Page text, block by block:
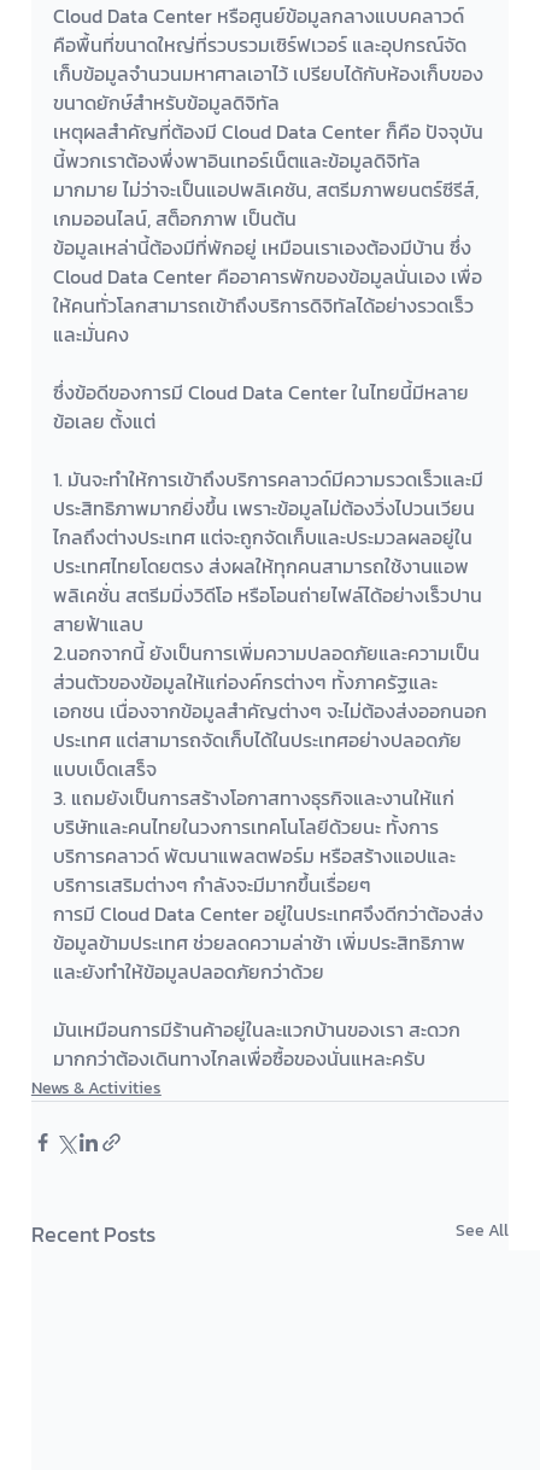
Cloud Data Center หรือศูนย์ข้อมูลกลางแบบคลาวด์
คือพื้นที่ขนาดใหญ่ที่รวบรวมเซิร์ฟเวอร์ และอุปกรณ์จัด
เก็บข้อมูลจำนวนมหาศาลเอาไว้ เปรียบได้กับห้องเก็บของ
ขนาดยักษ์สำหรับข้อมูลดิจิทัล
เหตุผลสำคัญที่ต้องมี Cloud Data Center ก็คือ ปัจจุบัน
นี้พวกเราต้องพึ่งพาอินเทอร์เน็ตและข้อมูลดิจิทัล
มากมาย ไม่ว่าจะเป็นแอปพลิเคชัน, สตรีมภาพยนตร์ซีรีส์,
เกมออนไลน์, สต็อกภาพ เป็นต้น
ข้อมูลเหล่านี้ต้องมีที่พักอยู่ เหมือนเราเองต้องมีบ้าน ซึ่ง
Cloud Data Center คืออาคารพักของข้อมูลนั่นเอง เพื่อ
ให้คนทั่วโลกสามารถเข้าถึงบริการดิจิทัลได้อย่างรวดเร็ว
และมั่นคง
ซึ่งข้อดีของการมี Cloud Data Center ในไทยนี้มีหลาย
ข้อเลย ตั้งแต่
1. มันจะทำให้การเข้าถึงบริการคลาวด์มีความรวดเร็วและมี
ประสิทธิภาพมากยิ่งขึ้น เพราะข้อมูลไม่ต้องวิ่งไปวนเวียน
ไกลถึงต่างประเทศ แต่จะถูกจัดเก็บและประมวลผลอยู่ใน
ประเทศไทยโดยตรง ส่งผลให้ทุกคนสามารถใช้งานแอพ
พลิเคชั่น สตรีมมิ่งวิดีโอ หรือโอนถ่ายไฟล์ได้อย่างเร็วปาน
สายฟ้าแลบ
2.นอกจากนี้ ยังเป็นการเพิ่มความปลอดภัยและความเป็น
ส่วนตัวของข้อมูลให้แก่องค์กรต่างๆ ทั้งภาครัฐและ
เอกชน เนื่องจากข้อมูลสำคัญต่างๆ จะไม่ต้องส่งออกนอก
ประเทศ แต่สามารถจัดเก็บได้ในประเทศอย่างปลอดภัย
แบบเบ็ดเสร็จ
3. แถมยังเป็นการสร้างโอกาสทางธุรกิจและงานให้แก่
บริษัทและคนไทยในวงการเทคโนโลยีด้วยนะ ทั้งการ
บริการคลาวด์ พัฒนาแพลตฟอร์ม หรือสร้างแอปและ
บริการเสริมต่างๆ กำลังจะมีมากขึ้นเรื่อยๆ
การมี Cloud Data Center อยู่ในประเทศจึงดีกว่าต้องส่ง
ข้อมูลข้ามประเทศ ช่วยลดความล่าช้า เพิ่มประสิทธิภาพ
และยังทำให้ข้อมูลปลอดภัยกว่าด้วย
มันเหมือนการมีร้านค้าอยู่ในละแวกบ้านของเรา สะดวก
มากกว่าต้องเดินทางไกลเพื่อซื้อของนั่นแหละครับ
News & Activities
Recent Posts See All